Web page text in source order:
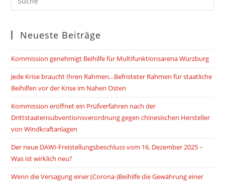
Neueste Beiträge
Kommission genehmigt Beihilfe für Multifunktionsarena Würzburg
Jede Krise braucht Ihren Rahmen…Befristeter Rahmen für staatliche
Beihilfen vor der Krise im Nahen Osten
Kommission eröffnet ein Prüfverfahren nach der
Drittstaatensubventionsverordnung gegen chinesischen Hersteller
von Windkraftanlagen
Der neue DAWI-Freistellungsbeschluss vom 16. Dezember 2025 –
Was ist wirklich neu?
Wenn die Versagung einer (Corona-)Beihilfe die Gewährung einer